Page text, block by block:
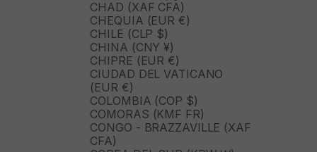
CHAD (XAF CFA)
CHEQUIA (EUR €)
CHILE (CLP $)
CHINA (CNY ¥)
CHIPRE (EUR €)
CIUDAD DEL VATICANO
(EUR €)
COLOMBIA (COP $)
COMORAS (KMF FR)
CONGO - BRAZZAVILLE (XAF
CFA)